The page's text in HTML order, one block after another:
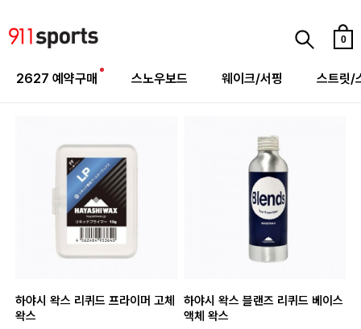
0
2627 예약구매 스노우보드 웨이크/서핑 스트릿/
하야시 왁스 리퀴드 프라이머 고체
왁스
하야시 왁스 블랜즈 리퀴드 베이스
액체 왁스